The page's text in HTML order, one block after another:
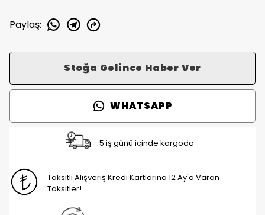
Paylaş:
Stoğa Gelince Haber Ver
WHATSAPP
5 iş günü içinde kargoda
Taksitli Alışveriş Kredi Kartlarına 12 Ay'a Varan
Taksitler!